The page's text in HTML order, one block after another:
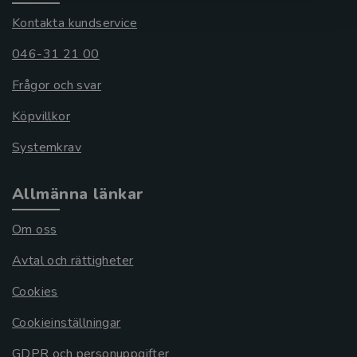
Kontakta kundservice
046-31 21 00
Frågor och svar
Köpvillkor
Systemkrav
Allmänna länkar
Om oss
Avtal och rättigheter
Cookies
Cookieinställningar